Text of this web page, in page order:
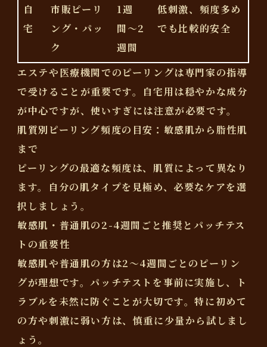
自
宅
市販ピーリ
ング・パッ
ク
1週
間〜2
週間
低刺激、頻度多め
でも比較的安全
エステや医療機関でのピーリングは専門家の指導
で受けることが重要です。自宅用は穏やかな成分
が中心ですが、使いすぎには注意が必要です。
肌質別ピーリング頻度の目安：敏感肌から脂性肌
まで
ピーリングの最適な頻度は、肌質によって異なり
ます。自分の肌タイプを見極め、必要なケアを選
択しましょう。
敏感肌・普通肌の2-4週間ごと推奨とパッチテス
トの重要性
敏感肌や普通肌の方は2〜4週間ごと のピーリン
グが理想です。パッチテストを事前に実施し、ト
ラブルを未然に防ぐことが大切です。特に初めて
の方や刺激に弱い方は、慎重に少量から試しまし
ょう。